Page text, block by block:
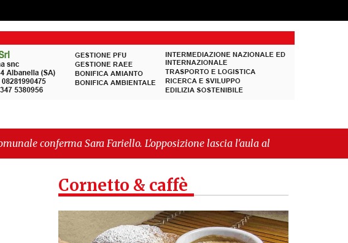
Fariello. L'opposizione lascia l'aula al momento del voto"
alla fase europea per l’IGP"
Cornetto & caffè